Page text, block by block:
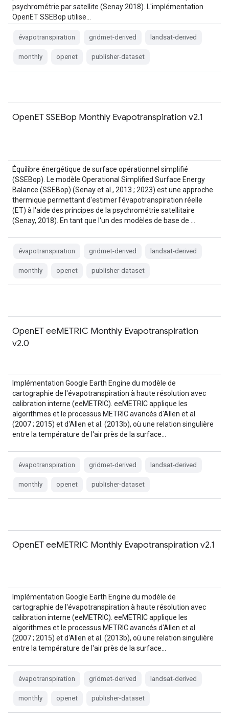
psychrométrie par satellite (Senay 2018). L'implémentation
OpenET SSEBop utilise…
évapotranspiration gridmet-derived landsat-derived
monthly openet publisher-dataset
OpenET SSEBop Monthly Evapotranspiration v2.1
Équilibre énergétique de surface opérationnel simplifié
(SSEBop). Le modèle Operational Simplified Surface Energy
Balance (SSEBop) (Senay et al., 2013 ; 2023) est une approche
thermique permettant d'estimer l'évapotranspiration réelle
(ET) à l'aide des principes de la psychrométrie satellitaire
(Senay, 2018). En tant que l'un des modèles de base de …
évapotranspiration gridmet-derived landsat-derived
monthly openet publisher-dataset
OpenET eeMETRIC Monthly Evapotranspiration
v2.0
Implémentation Google Earth Engine du modèle de
cartographie de l'évapotranspiration à haute résolution avec
calibration interne (eeMETRIC). eeMETRIC applique les
algorithmes et le processus METRIC avancés d'Allen et al.
(2007 ; 2015) et d'Allen et al. (2013b), où une relation singulière
entre la température de l'air près de la surface…
évapotranspiration gridmet-derived landsat-derived
monthly openet publisher-dataset
OpenET eeMETRIC Monthly Evapotranspiration v2.1
Implémentation Google Earth Engine du modèle de
cartographie de l'évapotranspiration à haute résolution avec
calibration interne (eeMETRIC). eeMETRIC applique les
algorithmes et le processus METRIC avancés d'Allen et al.
(2007 ; 2015) et d'Allen et al. (2013b), où une relation singulière
entre la température de l'air près de la surface…
évapotranspiration gridmet-derived landsat-derived
monthly openet publisher-dataset